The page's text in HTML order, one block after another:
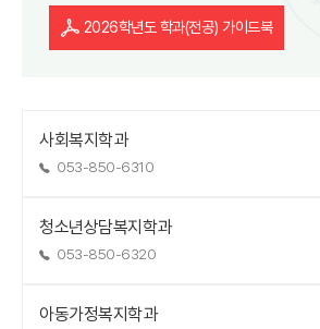
2026학년도 학과(전공) 가이드북
사회복지학과
053-850-6310
청소년상담복지학과
053-850-6320
아동가정복지학과